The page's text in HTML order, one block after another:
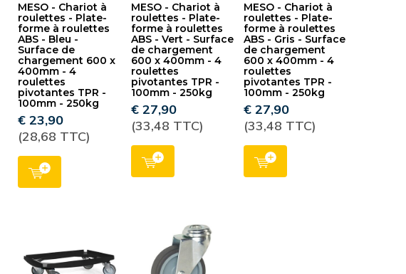
MESO - Chariot à
roulettes - Plate-
forme à roulettes
ABS - Bleu -
Surface de
chargement 600 x
400mm - 4
roulettes
pivotantes TPR -
100mm - 250kg
€ 23,90
(28,68 TTC)
MESO - Chariot à
roulettes - Plate-
forme à roulettes
ABS - Vert - Surface
de chargement
600 x 400mm - 4
roulettes
pivotantes TPR -
100mm - 250kg
€ 27,90
(33,48 TTC)
MESO - Chariot à
roulettes - Plate-
forme à roulettes
ABS - Gris - Surface
de chargement
600 x 400mm - 4
roulettes
pivotantes TPR -
100mm - 250kg
€ 27,90
(33,48 TTC)